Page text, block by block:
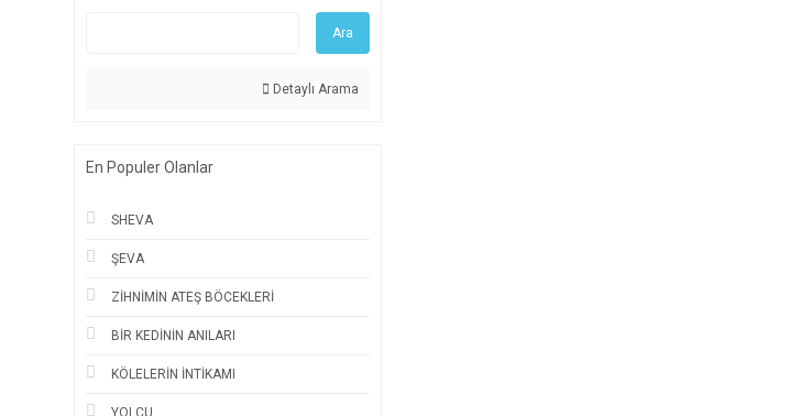
Ara
Detaylı Arama
En Populer Olanlar
SHEVA
ŞEVA
ZİHNİMİN ATEŞ BÖCEKLERİ
BİR KEDİNİN ANILARI
KÖLELERİN İNTİKAMI
YOLCU